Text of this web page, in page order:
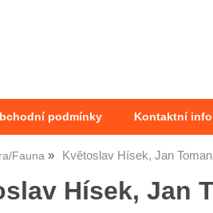
podmínky Kontaktní
Fauna Květoslav Hísek, Jan
Hísek, Jan